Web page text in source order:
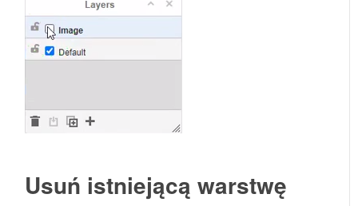
Usuń istniejącą warstwę